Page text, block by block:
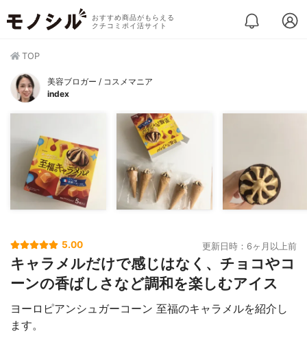
おすすめ商品がもらえる
クチコミポイ活サイト
TOP
美容ブロガー / コスメマニア
index
5.00 更新日時：6ヶ月以上前
キャラメルだけで感じはなく、チョコやコ
ーンの香ばしさなど調和を楽しむアイス
ヨーロピアンシュガーコーン 至福のキャラメルを紹介し
ます。